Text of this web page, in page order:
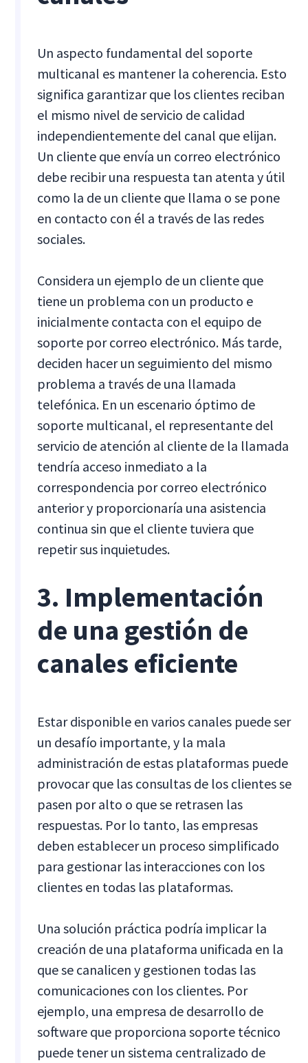
Un aspecto fundamental del soporte
multicanal es mantener la coherencia. Esto
significa garantizar que los clientes reciban
el mismo nivel de servicio de calidad
independientemente del canal que elijan.
Un cliente que envía un correo electrónico
debe recibir una respuesta tan atenta y útil
como la de un cliente que llama o se pone
en contacto con él a través de las redes
sociales.
Considera un ejemplo de un cliente que
tiene un problema con un producto e
inicialmente contacta con el equipo de
soporte por correo electrónico. Más tarde,
deciden hacer un seguimiento del mismo
problema a través de una llamada
telefónica. En un escenario óptimo de
soporte multicanal, el representante del
servicio de atención al cliente de la llamada
tendría acceso inmediato a la
correspondencia por correo electrónico
anterior y proporcionaría una asistencia
continua sin que el cliente tuviera que
repetir sus inquietudes.
3. Implementación
de una gestión de
canales eficiente
Estar disponible en varios canales puede ser
un desafío importante, y la mala
administración de estas plataformas puede
provocar que las consultas de los clientes se
pasen por alto o que se retrasen las
respuestas. Por lo tanto, las empresas
deben establecer un proceso simplificado
para gestionar las interacciones con los
clientes en todas las plataformas.
Una solución práctica podría implicar la
creación de una plataforma unificada en la
que se canalicen y gestionen todas las
comunicaciones con los clientes. Por
ejemplo, una empresa de desarrollo de
software que proporciona soporte técnico
puede tener un sistema centralizado de